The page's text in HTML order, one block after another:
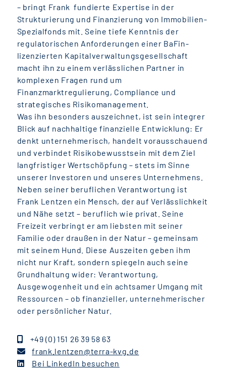
– bringt Frank fundierte Expertise in der
Strukturierung und Finanzierung von Immobilien-
Spezialfonds mit. Seine tiefe Kenntnis der
regulatorischen Anforderungen einer BaFin-
lizenzierten Kapitalverwaltungsgesellschaft
macht ihn zu einem verlässlichen Partner in
komplexen Fragen rund um
Finanzmarktregulierung, Compliance und
strategisches Risikomanagement.
Was ihn besonders auszeichnet, ist sein integrer
Blick auf nachhaltige finanzielle Entwicklung: Er
denkt unternehmerisch, handelt vorausschauend
und verbindet Risikobewusstsein mit dem Ziel
langfristiger Wertschöpfung – stets im Sinne
unserer Investoren und unseres Unternehmens.
Neben seiner beruflichen Verantwortung ist
Frank Lentzen ein Mensch, der auf Verlässlichkeit
und Nähe setzt – beruflich wie privat. Seine
Freizeit verbringt er am liebsten mit seiner
Familie oder draußen in der Natur – gemeinsam
mit seinem Hund. Diese Auszeiten geben ihm
nicht nur Kraft, sondern spiegeln auch seine
Grundhaltung wider: Verantwortung,
Ausgewogenheit und ein achtsamer Umgang mit
Ressourcen – ob finanzieller, unternehmerischer
oder persönlicher Natur.
+49 (0) 151 26 39 58 63
frank.lentzen@terra-kvg.de
Bei LinkedIn besuchen